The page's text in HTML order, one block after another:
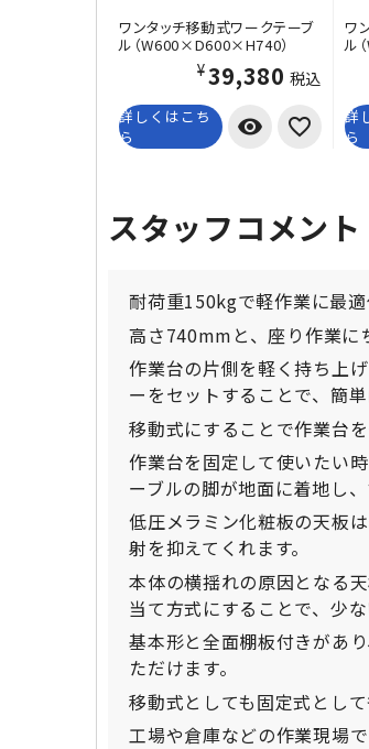
ワンタッチ移動式ワークテーブ
ル（W600×D600×H740）
¥39,380 税込
詳しくはこち
ら
visibility
ワ
ル
詳
ら
スタッフコメント
耐荷重150kgで軽作業に最
高さ740mmと、座り作業に
作業台の片側を軽く持ち上
ーをセットすることで、簡
移動式にすることで作業台
作業台を固定して使いたい
ーブルの脚が地面に着地し
低圧メラミン化粧板の天板
射を抑えてくれます。
本体の横揺れの原因となる
当て方式にすることで、少
基本形と全面棚板付きがあ
ただけます。
移動式としても固定式とし
工場や倉庫などの作業現場